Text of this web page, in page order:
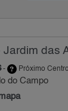
das
- Próximo Centro
do Campo